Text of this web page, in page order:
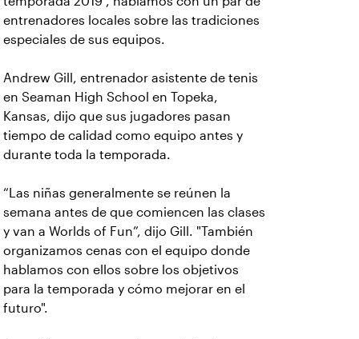
entrenadores locales sobre las tradiciones
especiales de sus equipos.
Andrew Gill, entrenador asistente de tenis
en Seaman High School en Topeka,
Kansas, dijo que sus jugadores pasan
tiempo de calidad como equipo antes y
durante toda la temporada.
“Las niñas generalmente se reúnen la
semana antes de que comiencen las clases
y van a Worlds of Fun”, dijo Gill. "También
organizamos cenas con el equipo donde
hablamos con ellos sobre los objetivos
para la temporada y cómo mejorar en el
futuro".